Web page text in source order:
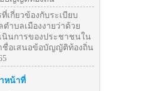
ที่เกี่ยวข้องกับระเบียบ
ตำบลเมืองงายว่าด้วย
นินการของประชาชนใน
ชื่อเสนอข้อบัญญัติท้องถิ่น
หน้าที่